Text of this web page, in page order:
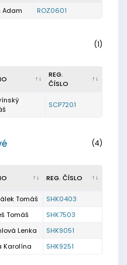
Adam ROZ0601
(1)
REG.
ČÍSLO
SCP7201
(4)
REG. ČÍSLO
Tomáš
SHK0403
Tomáš
SHK7503
Lenka
SHK9051
Karolína SHK9251